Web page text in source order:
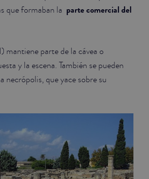
que formaban la parte comercial del
mantiene parte de la cávea o
y la escena. También se pueden
necrópolis, que yace sobre su